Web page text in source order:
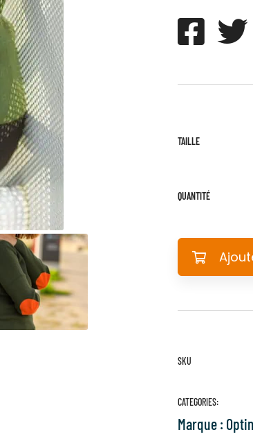
TAILLE
QUANTITÉ
SKU
CATEGORIES:
Marque :